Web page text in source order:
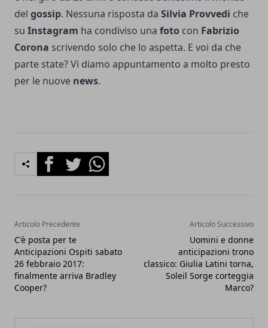
del gossip. Nessuna risposta da Silvia Provvedi che
su Instagram ha condiviso una foto con Fabrizio
Corona scrivendo solo che lo aspetta. E voi da che
parte state? Vi diamo appuntamento a molto presto
per le nuove news.
FacebookTwitterWhatsapp
Articolo Precedente
C'è posta per te
Anticipazioni Ospiti sabato
26 febbraio 2017:
finalmente arriva Bradley
Cooper?
Articolo Successivo
Uomini e donne
anticipazioni trono
classico: Giulia Latini torna,
Soleil Sorge corteggia
Marco?